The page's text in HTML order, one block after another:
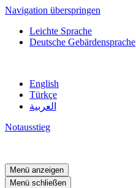
Navigation überspringen
Leichte Sprache
Deutsche Gebärdensprache
English
Türkçe
العربية
Notausstieg
Menü anzeigen
Menü schließen